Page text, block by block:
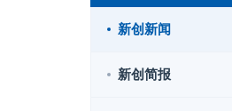
新创新闻
新创简报